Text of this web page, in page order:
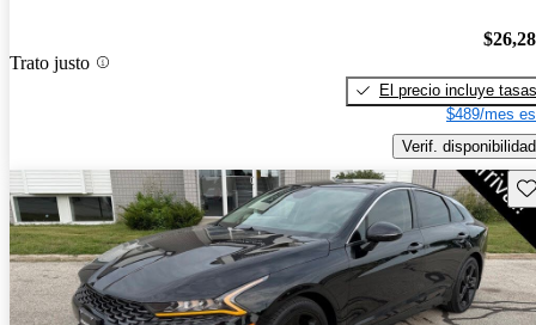
Trato justo
El precio incluye tasas
$489/mes
Verif. disponibilidad